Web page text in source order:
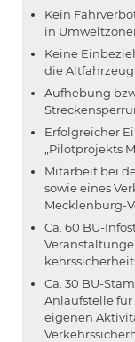
Kein
in
Keine
die
Aufhebung
Erfolgreicher
„Pilotprojekts
Mitarbeit bei
sowie eines
Mecklenburg-
Ca. 60 BU-
Ca. 30 BU-
Anlaufstelle
eigenen